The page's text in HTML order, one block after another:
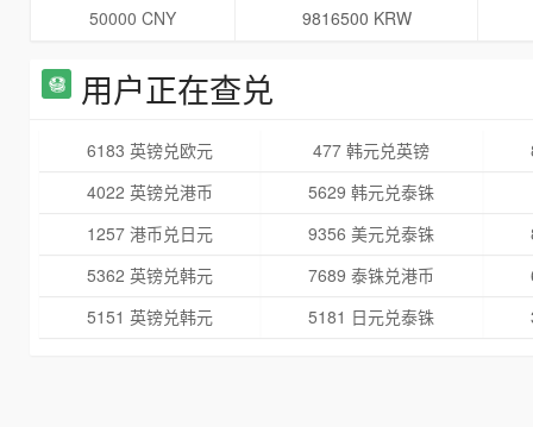
50000 CNY
9816500 KRW
用户正在查兑
6183 英镑兑欧元 477 韩元兑英镑
4022 英镑兑港币
5629 韩元兑泰铢
1257 港币兑日元
9356 美元兑泰铢
5362 英镑兑韩元
7689 泰铢兑港币
5151 英镑兑韩元
5181 日元兑泰铢